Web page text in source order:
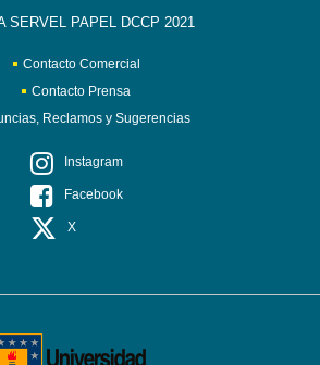
SERVEL PAPEL DCCP 2021
Contacto Comercial
Contacto Prensa
Reclamos y Sugerencias
Instagram
Facebook
X